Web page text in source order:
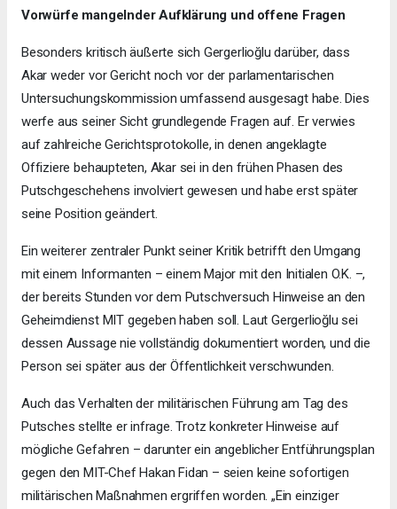
Vorwürfe mangelnder Aufklärung und offene Fragen
Besonders kritisch äußerte sich Gergerlioğlu darüber, dass
Akar weder vor Gericht noch vor der parlamentarischen
Untersuchungskommission umfassend ausgesagt habe. Dies
werfe aus seiner Sicht grundlegende Fragen auf. Er verwies
auf zahlreiche Gerichtsprotokolle, in denen angeklagte
Offiziere behaupteten, Akar sei in den frühen Phasen des
Putschgeschehens involviert gewesen und habe erst später
seine Position geändert.
Ein weiterer zentraler Punkt seiner Kritik betrifft den Umgang
mit einem Informanten – einem Major mit den Initialen O.K. –,
der bereits Stunden vor dem Putschversuch Hinweise an den
Geheimdienst MIT gegeben haben soll. Laut Gergerlioğlu sei
dessen Aussage nie vollständig dokumentiert worden, und die
Person sei später aus der Öffentlichkeit verschwunden.
Auch das Verhalten der militärischen Führung am Tag des
Putsches stellte er infrage. Trotz konkreter Hinweise auf
mögliche Gefahren – darunter ein angeblicher Entführungsplan
gegen den MIT-Chef Hakan Fidan – seien keine sofortigen
militärischen Maßnahmen ergriffen worden. „Ein einziger